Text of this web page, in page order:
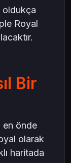
oldukça
Royal
Bir
en önde
olarak
haritada